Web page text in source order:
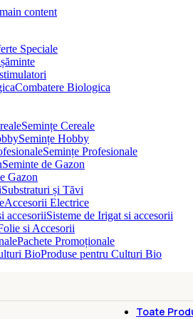
content
Speciale
Combatere Biologica
Semințe Cereale
Semințe Hobby
Semințe Profesionale
Seminte de Gazon
Gazon
Substraturi și Tăvi
Accesorii Electrice
Sisteme de Irigat si accesorii
si Accesorii
Pachete Promoționale
Produse pentru Culturi Bio
Toate